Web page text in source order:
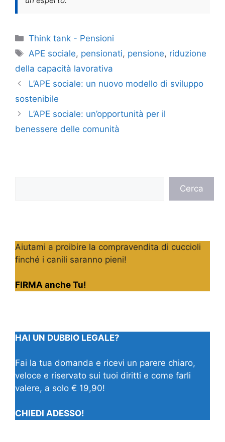
Categorie
Think tank - Pensioni
Tag
APE sociale, pensionati, pensione, riduzione
della capacità lavorativa
L’APE sociale: un nuovo modello di sviluppo
sostenibile
L’APE sociale: un’opportunità per il
benessere delle comunità
Cerca
Aiutami a proibire la compravendita di cuccioli
finché i canili saranno pieni!
FIRMA anche Tu!
HAI UN DUBBIO LEGALE?
Fai la tua domanda e ricevi un parere chiaro,
veloce e riservato sui tuoi diritti e come farli
valere, a solo € 19,90!
CHIEDI ADESSO!